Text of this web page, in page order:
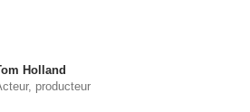
Holland
producteur